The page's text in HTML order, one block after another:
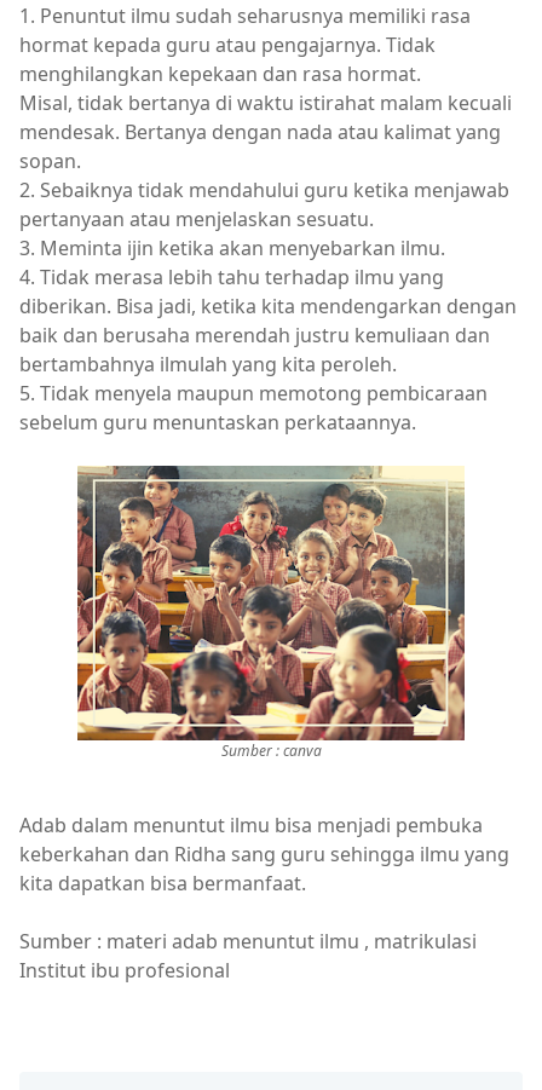
1. Penuntut ilmu sudah seharusnya memiliki rasa
hormat kepada guru atau pengajarnya. Tidak
menghilangkan kepekaan dan rasa hormat.
Misal, tidak bertanya di waktu istirahat malam kecuali
mendesak. Bertanya dengan nada atau kalimat yang
sopan.
2. Sebaiknya tidak mendahului guru ketika menjawab
pertanyaan atau menjelaskan sesuatu.
3. Meminta ijin ketika akan menyebarkan ilmu.
4. Tidak merasa lebih tahu terhadap ilmu yang
diberikan. Bisa jadi, ketika kita mendengarkan dengan
baik dan berusaha merendah justru kemuliaan dan
bertambahnya ilmulah yang kita peroleh.
5. Tidak menyela maupun memotong pembicaraan
sebelum guru menuntaskan perkataannya.
Sumber : canva
Adab dalam menuntut ilmu bisa menjadi pembuka
keberkahan dan Ridha sang guru sehingga ilmu yang
kita dapatkan bisa bermanfaat.
Sumber : materi adab menuntut ilmu , matrikulasi
Institut ibu profesional